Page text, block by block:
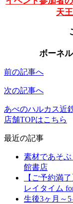
天
ボーネ
前の記事へ
次の記事へ
あべのハルカス近
店舗TOPはこちら
最近の記事
素材であそ
館書店
【ご予約満
レイタイム
生後3ヶ月～